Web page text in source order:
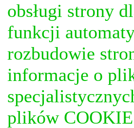
obsługi strony
funkcji
rozbudowie
informacje o
plików